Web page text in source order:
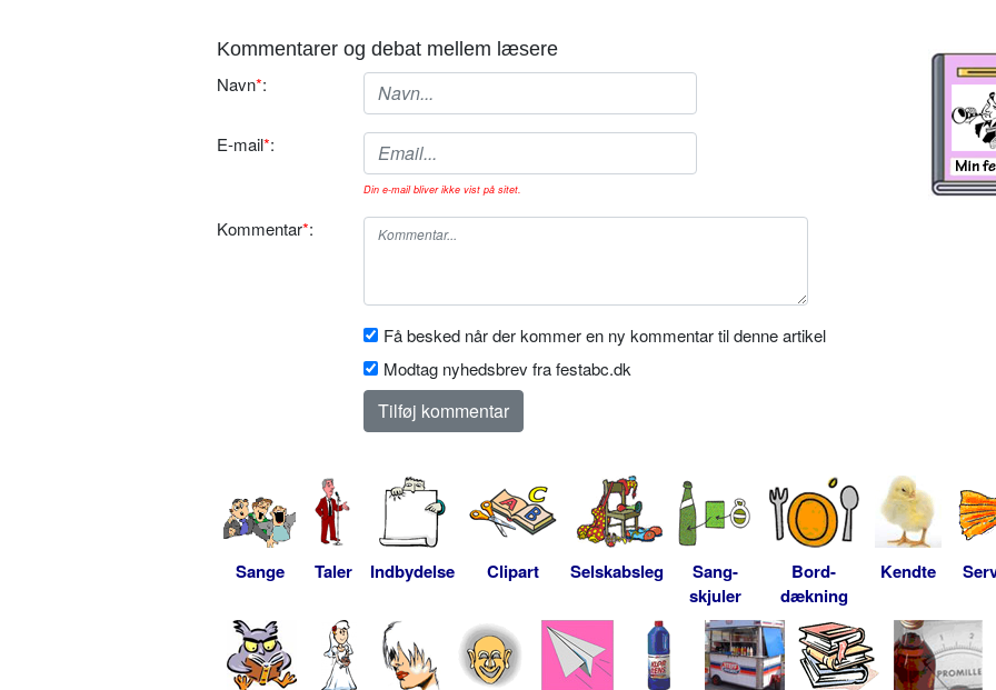
Kommentarer og debat mellem læsere
Navn*:
E-mail*:
Din e-mail bliver ikke vist på sitet.
Kommentar*:
Få besked når der kommer en ny kommentar til denne artikel
Modtag nyhedsbrev fra festabc.dk
Sange Taler Indbydelse Clipart Selskabsleg
Sang-
skjuler
Bord-
dækning
Kendte